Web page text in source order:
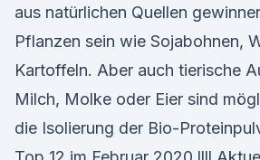
aus natürlichen Quellen
Pflanzen sein wie Sojabohnen,
Kartoffeln. Aber auch tierische
Milch, Molke oder Eier sind
die Isolierung der Bio-